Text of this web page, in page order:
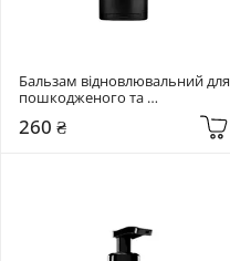
Бальзам відновлювальний для
пошкодженого та
фарбованого волосся Triology.
Fiberplex 200 мл
260 ₴